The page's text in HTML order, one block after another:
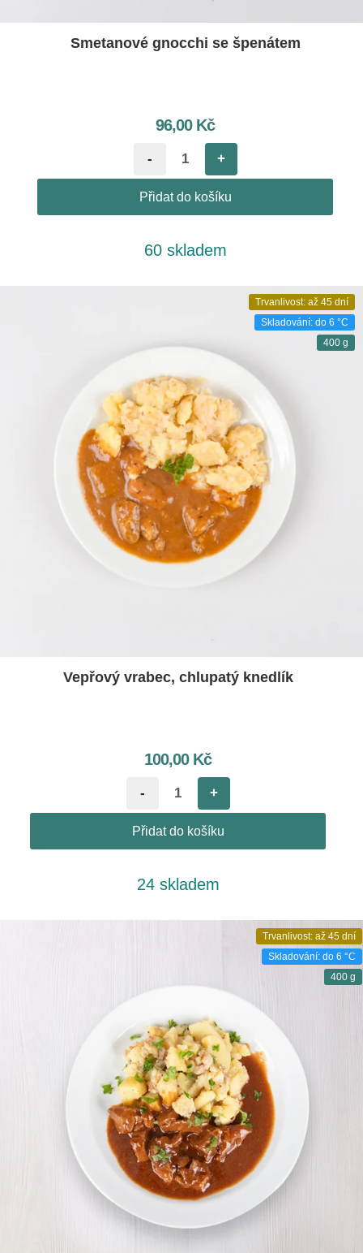
Smetanové gnocchi se špenátem
96,00 Kč
- +
Přidat do košíku
60 skladem
Trvanlivost: až 45 dní
Skladování: do 6 °C
400 g
Vepřový vrabec, chlupatý knedlík
100,00 Kč
- +
Přidat do košíku
24 skladem
Trvanlivost: až 45 dní
Skladování: do 6 °C
400 g